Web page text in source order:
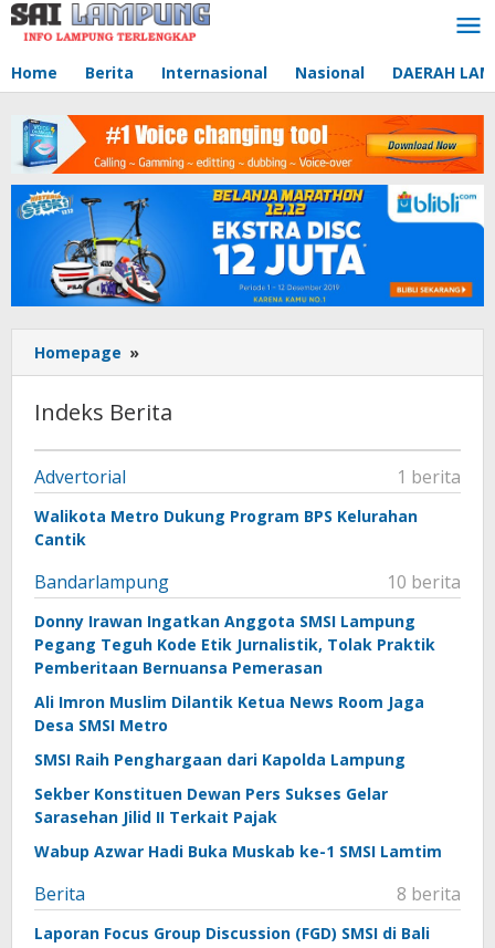
Lewati
Home Berita Internasional Nasional DAERAH
Homepage »
Berita
Indeks Berita
September
9,
2017
oleh
Advertorial 1 berita
Walikota Metro Dukung Program BPS Kelurahan
Cantik
Bandarlampung 10 berita
Donny Irawan Ingatkan Anggota SMSI Lampung
Pegang Teguh Kode Etik Jurnalistik, Tolak Praktik
Pemberitaan Bernuansa Pemerasan
Ali Imron Muslim Dilantik Ketua News Room Jaga
Desa SMSI Metro
SMSI Raih Penghargaan dari Kapolda Lampung
Sekber Konstituen Dewan Pers Sukses Gelar
Sarasehan Jilid II Terkait Pajak
Wabup Azwar Hadi Buka Muskab ke-1 SMSI Lamtim
Berita 8 berita
Laporan Focus Group Discussion (FGD) SMSI di Bali